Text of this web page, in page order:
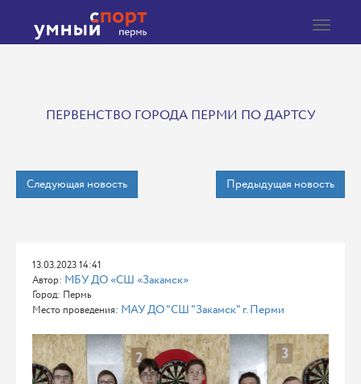
Toggle
ПЕРВЕНСТВО ГОРОДА ПЕРМИ ПО ДАРТСУ
Следующая новость Предыдущая новость
13.03.2023 14:41
Автор: МБУ ДО «СШ «Закамск»
Город: Пермь
Место проведения: МАУ ДО "СШ "Закамск" г. Перми